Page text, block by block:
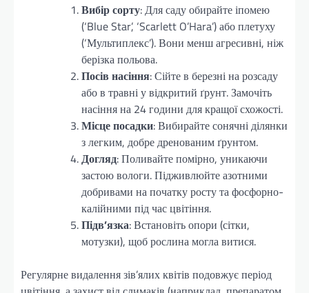
Вибір сорту: Для саду обирайте іпомею
(‘Blue Star’, ‘Scarlett O’Hara’) або плетуху
(‘Мультиплекс’). Вони менш агресивні, ніж
берізка польова.
Посів насіння: Сійте в березні на розсаду
або в травні у відкритий ґрунт. Замочіть
насіння на 24 години для кращої схожості.
Місце посадки: Вибирайте сонячні ділянки
з легким, добре дренованим ґрунтом.
Догляд: Поливайте помірно, уникаючи
застою вологи. Підживлюйте азотними
добривами на початку росту та фосфорно-
калійними під час цвітіння.
Підв’язка: Встановіть опори (сітки,
мотузки), щоб рослина могла витися.
Регулярне видалення зів’ялих квітів подовжує період